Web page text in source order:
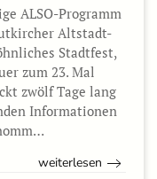
ALSO-Programm
Altstadt-
Stadtfest,
zum 23. Mal
zwölf Tage lang
Informationen
weiterlesen